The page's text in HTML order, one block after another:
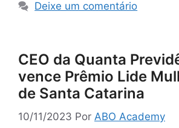
Deixe um comentário
CEO da Quanta
vence Prêmio Lide
de Santa Catarina
10/11/2023 Por ABO Academy